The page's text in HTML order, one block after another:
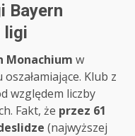
Bayern
ligi
Monachium w
Klub z
względem liczby
Fakt, że przez 61
(najwyższej